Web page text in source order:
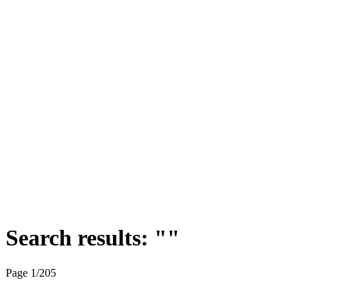
Search results: ""
Page 1/205